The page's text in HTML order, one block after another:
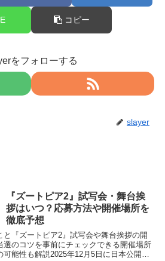
コピー
をフォローする
slayer
『ズートピア2』試写会・舞台挨
拶はいつ？応募方法や開催場所を
徹底予想
と『ズートピア2』試写会や舞台挨拶の開
選のコツを事前にチェックできる開催場所
能性も解説2025年12月5日に日本公開が